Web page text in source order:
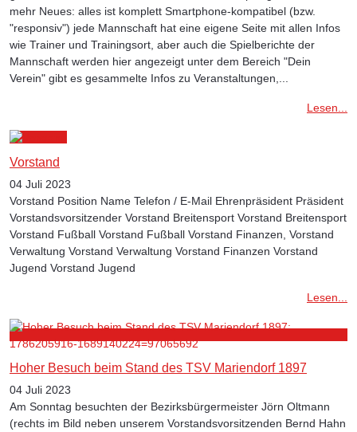
mehr Neues: alles ist komplett Smartphone-kompatibel (bzw.
"responsiv") jede Mannschaft hat eine eigene Seite mit allen Infos
wie Trainer und Trainingsort, aber auch die Spielberichte der
Mannschaft werden hier angezeigt unter dem Bereich "Dein
Verein" gibt es gesammelte Infos zu Veranstaltungen,...
Lesen...
Vorstand
04 Juli 2023
Vorstand Position Name Telefon / E-Mail Ehrenpräsident Präsident
Vorstandsvorsitzender Vorstand Breitensport Vorstand Breitensport
Vorstand Fußball Vorstand Fußball Vorstand Finanzen, Vorstand
Verwaltung Vorstand Verwaltung Vorstand Finanzen Vorstand
Jugend Vorstand Jugend
Lesen...
Hoher Besuch beim Stand des TSV Mariendorf 1897
04 Juli 2023
Am Sonntag besuchten der Bezirksbürgermeister Jörn Oltmann
(rechts im Bild neben unserem Vorstandsvorsitzenden Bernd Hahn